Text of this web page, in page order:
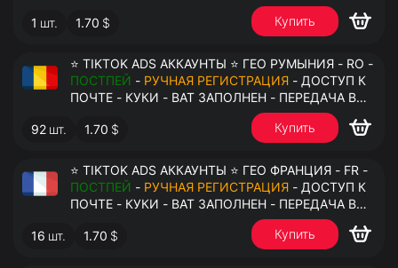
1 шт. 1.70 $ Купить
⭐ TIKTOK ADS АККАУНТЫ ⭐ ГЕО РУМЫНИЯ - RO -
ПОСТПЕЙ - РУЧНАЯ РЕГИСТРАЦИЯ - ДОСТУП К
ПОЧТЕ - КУКИ - ВАТ ЗАПОЛНЕН - ПЕРЕДАЧА В
92 шт. 1.70 $ Купить
⭐ TIKTOK ADS АККАУНТЫ ⭐ ГЕО ФРАНЦИЯ - FR -
ПОСТПЕЙ - РУЧНАЯ РЕГИСТРАЦИЯ
ПОЧТЕ - КУКИ - ВАТ ЗАПОЛНЕН - ПЕРЕДАЧА В
16 шт. 1.70 $ Купить